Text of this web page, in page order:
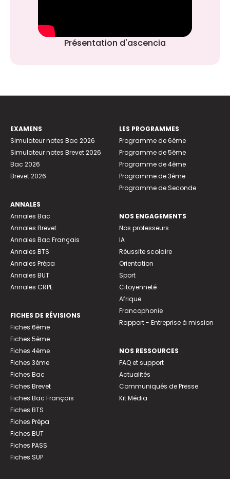
Présentation d'ascencia
EXAMENS
Simulateur notes Bac 2026
Simulateur notes Brevet 2026
Bac 2026
Brevet 2026
ANNALES
Annales Bac
Annales Brevet
Annales Bac Français
Annales BTS
Annales Prépa
Annales BUT
Annales CRPE
FICHES DE RÉVISIONS
Fiches 6ème
Fiches 5ème
Fiches 4ème
Fiches 3ème
Fiches Bac
Fiches Brevet
Fiches Bac Français
Fiches BTS
Fiches Prépa
Fiches BUT
Fiches PASS
Fiches SUP
LES PROGRAMMES
Programme de 6ème
Programme de 5ème
Programme de 4ème
Programme de 3ème
Programme de Seconde
NOS ENGAGEMENTS
Nos professeurs
IA
Réussite scolaire
Orientation
Sport
Citoyenneté
Afrique
Francophonie
Rapport - Entreprise à mission
NOS RESSOURCES
FAQ et support
Actualités
Communiqués de Presse
Kit Média